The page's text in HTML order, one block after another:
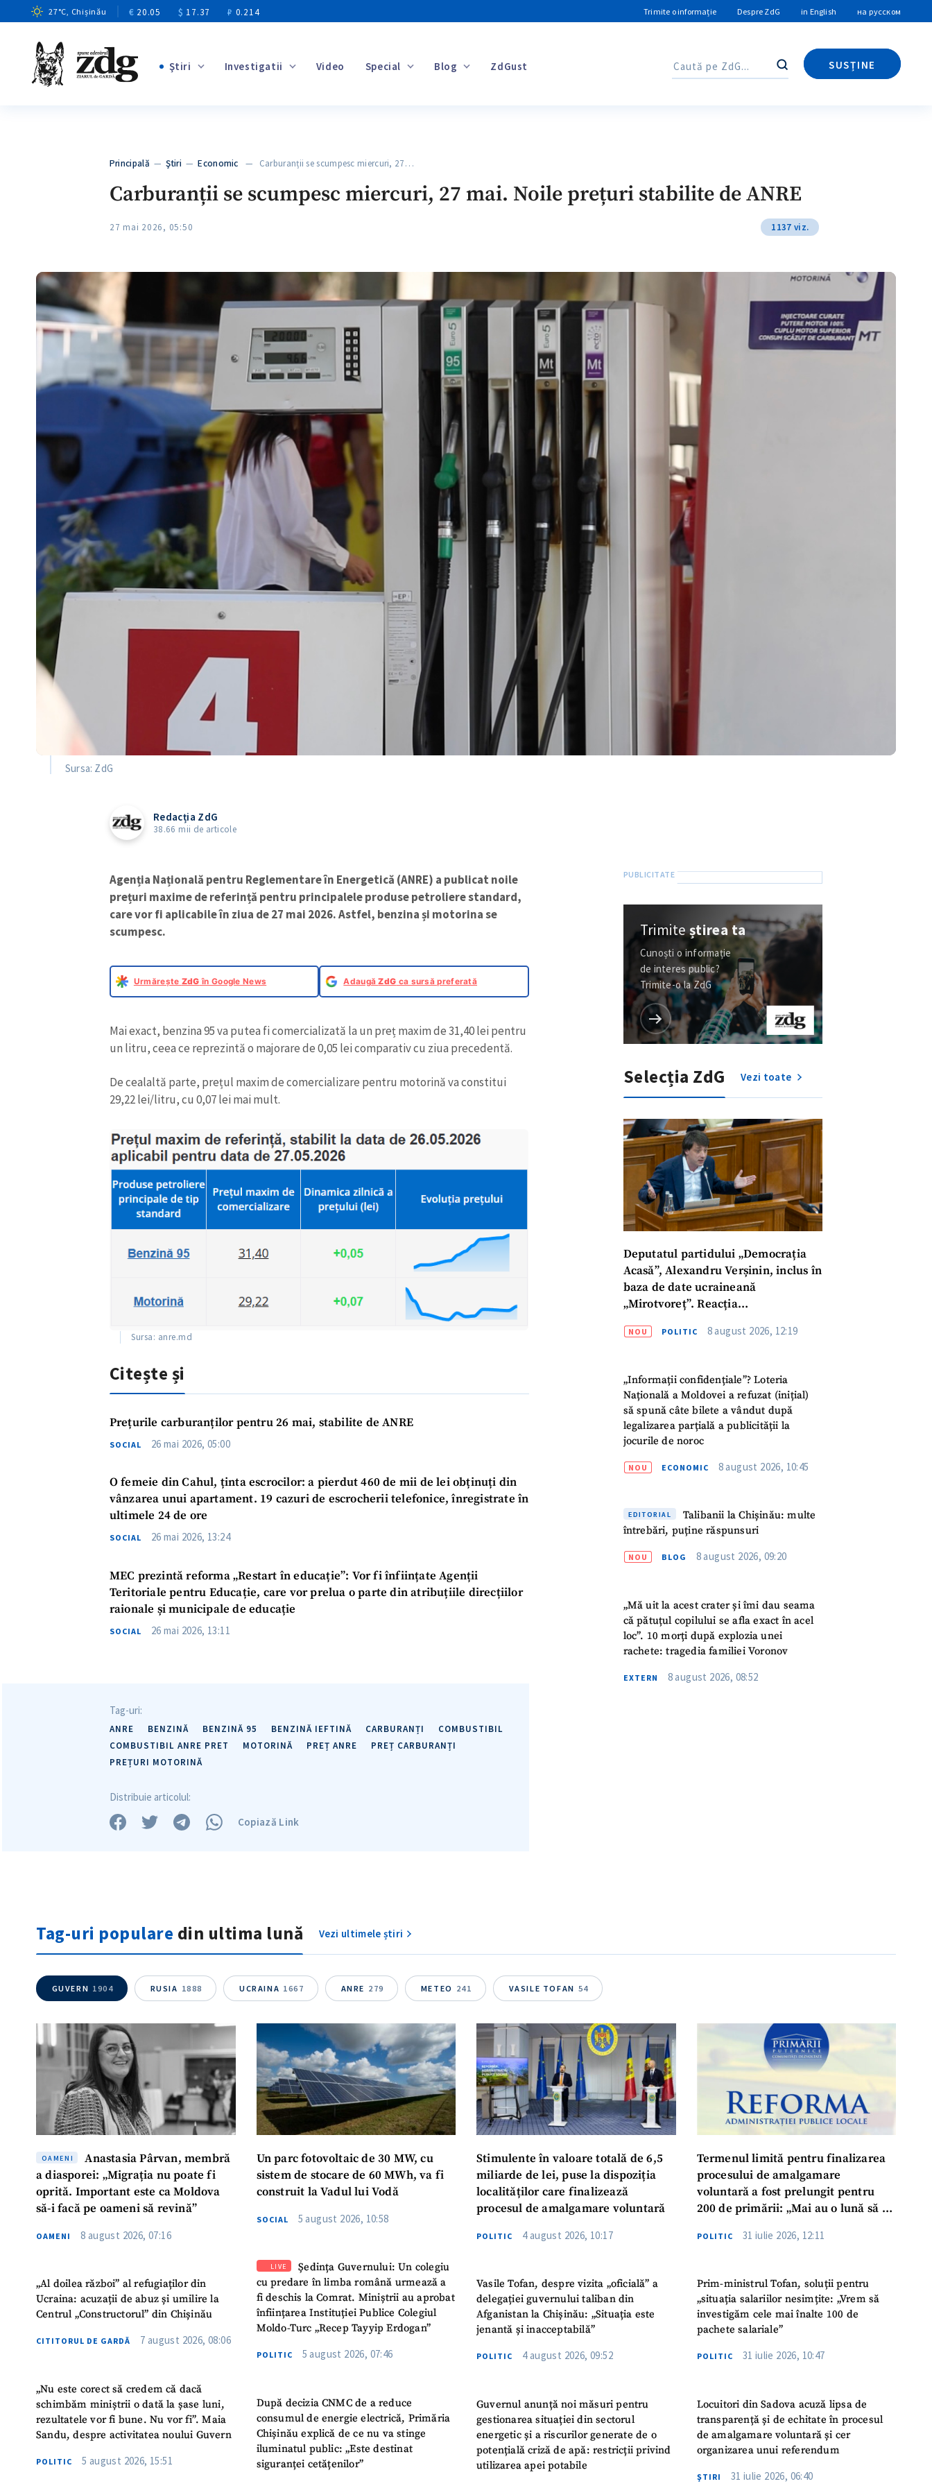
27°C, Chișinău € 20.05 $ 17.37 ₽ 0.214 Trimite o informație Despre ZdG in English на русском
Ştiri Investigatii Video Special Blog ZdGust Caută
SUSȚINE
Caută
Principală —Ştiri —Economic — Carburanții se scumpesc miercuri, 27…
Carburanții se scumpesc miercuri, 27 mai. Noile prețuri stabilite de ANRE
27 mai 2026, 05:50 1137 viz.
Sursa: ZdG
Redacția ZdG
38.66 mii de articole
Agenția Națională pentru Reglementare în Energetică (ANRE) a publicat noile
prețuri maxime de referință pentru principalele produse petroliere standard,
care vor fi aplicabile în ziua de 27 mai 2026. Astfel, benzina și motorina se
scumpesc.
Urmărește ZdG în Google News AdaugăZdG ca sursă preferată
Mai exact, benzina 95 va putea fi comercializată la un preț maxim de 31,40 lei pentru
un litru, ceea ce reprezintă o majorare de 0,05 lei comparativ cu ziua precedentă.
De cealaltă parte, prețul maxim de comercializare pentru motorină va constitui
29,22 lei/litru, cu 0,07 lei mai mult.
Sursa: anre.md
Citește și
Prețurile carburanților pentru 26 mai, stabilite de ANRE
SOCIAL 26 mai 2026, 05:00
O femeie din Cahul, ținta escrocilor: a pierdut 460 de mii de lei obținuți din
vânzarea unui apartament. 19 cazuri de escrocherii telefonice, înregistrate în
ultimele 24 de ore
SOCIAL 26 mai 2026, 13:24
MEC prezintă reforma „Restart în educație”: Vor fi înființate Agenții
Teritoriale pentru Educație, care vor prelua o parte din atribuțiile direcțiilor
raionale și municipale de educație
SOCIAL 26 mai 2026, 13:11
Tag-uri:
ANRE BENZINĂ BENZINĂ 95 BENZINĂ IEFTINĂ CARBURANȚI
COMBUSTIBIL
COMBUSTIBIL ANRE PRET
MOTORINĂ PREȚ ANRE
PREȚ CARBURANȚI
PREȚURI MOTORINĂ
Distribuie articolul:
Copiază Link
Trimiteștirea ta
Cunoști o informație
de interes public?
Trimite-o la ZdG
Selecția ZdG Vezi toate
Deputatul partidului „Democrația
Acasă”, Alexandru Verșinin, inclus în
baza de date ucraineană
„Mirotvoreț”. Reacția
NOU POLITIC 8 august 2026, 12:19
„Informații confidențiale”? Loteria
Națională a Moldovei a refuzat (inițial)
să spună câte bilete a vândut după
legalizarea parțială a publicității la
jocurile de noroc
NOU ECONOMIC 8 august 2026, 10:45
EDITORIAL
Talibanii la Chișinău: multe
întrebări, puține răspunsuri
NOU BLOG 8 august 2026, 09:20
„Mă uit la acest crater și îmi dau seama
că pătuțul copilului se afla exact în acel
loc”. 10 morți după explozia unei
rachete: tragedia familiei Voronov
EXTERN 8 august 2026, 08:52
Tag-uri populare din ultima lună Vezi ultimele știri
GUVERN 1904 RUSIA 1888 UCRAINA 1667 ANRE 279 METEO 241 VASILE TOFAN 54
OAMENI
Anastasia Pârvan, membră
a diasporei: „Migrația nu poate fi
oprită. Important este ca Moldova
să-i facă pe oameni să revină”
OAMENI 8 august 2026, 07:16
„Al doilea război” al refugiaților din
Ucraina: acuzații de abuz și umilire la
Centrul „Constructorul” din Chișinău
CITITORUL DE GARDĂ 7 august 2026, 08:06
„Nu este corect să credem că dacă
schimbăm miniștrii o dată la șase luni,
rezultatele vor fi bune. Nu vor fi”. Maia
Sandu, despre activitatea noului Guvern
POLITIC 5 august 2026, 15:51
Un parc fotovoltaic de 30 MW, cu
sistem de stocare de 60 MWh, va fi
construit la Vadul lui Vodă
SOCIAL 5 august 2026, 10:58
LIVE
Ședința Guvernului: Un colegiu
cu predare în limba română urmează a
fi deschis la Comrat. Miniștrii au aprobat
înființarea Instituției Publice Colegiul
Moldo-Turc „Recep Tayyip Erdogan”
POLITIC 5 august 2026, 07:46
După decizia CNMC de a reduce
consumul de energie electrică, Primăria
Chișinău explică de ce nu va stinge
iluminatul public: „Este destinat
siguranței cetățenilor”
Stimulente în valoare totală de 6,5
miliarde de lei, puse la dispoziția
localităților care finalizează
procesul de amalgamare voluntară
POLITIC 4 august 2026, 10:17
Vasile Tofan, despre vizita „oficială” a
delegației guvernului taliban din
Afganistan la Chișinău: „Situația este
jenantă și inacceptabilă”
POLITIC 4 august 2026, 09:52
Guvernul anunță noi măsuri pentru
gestionarea situației din sectorul
energetic și a riscurilor generate de o
potențială criză de apă: restricții privind
utilizarea apei potabile
Termenul limită pentru finalizarea
procesului de amalgamare
voluntară a fost prelungit pentru
200 de primării: „Mai au o lună să se
POLITIC 31 iulie 2026, 12:11
Prim-ministrul Tofan, soluții pentru
„situația salariilor nesimțite: „Vrem să
investigăm cele mai înalte 100 de
pachete salariale”
POLITIC 31 iulie 2026, 10:47
Locuitori din Sadova acuză lipsa de
transparență și de echitate în procesul
de amalgamare voluntară și cer
organizarea unui referendum
ŞTIRI 31 iulie 2026, 06:40
Titlu știre + Adaugă titlu
+ Numele meu
Am citit și sunt de acord cupolitica de